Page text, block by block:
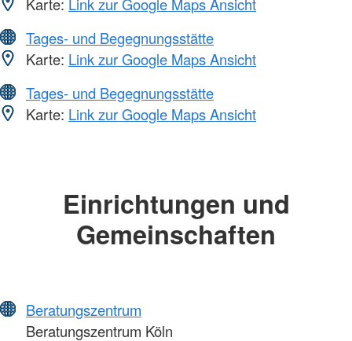
Tages- und Begegnungsstätte
Karte: Link zur Google Maps Ansicht
Tages- und Begegnungsstätte
Karte: Link zur Google Maps Ansicht
Einrichtungen und
Gemeinschaften
Beratungszentrum
Beratungszentrum Köln